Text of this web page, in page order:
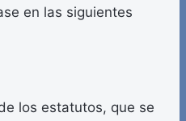
en las siguientes
los estatutos, que se